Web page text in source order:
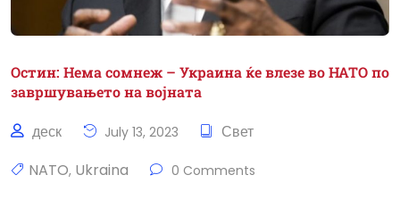
Остин: Нема сомнеж – Украина ќе влезе во НАТО по
завршувањето на војната
деск July 13, 2023
Свет
NATO, Ukraina 0 Comments